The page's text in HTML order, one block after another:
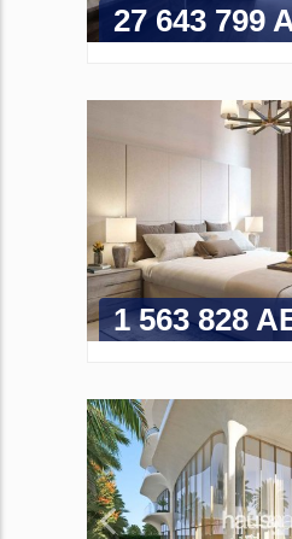
27 643 799
1 563 828